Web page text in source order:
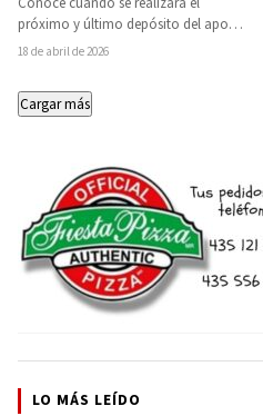
próximo y último depósito del apoyo
de 1,900 pesos de la Beca Rita…
18 de abril de 2026
Cargar más
LO MÁS LEÍDO